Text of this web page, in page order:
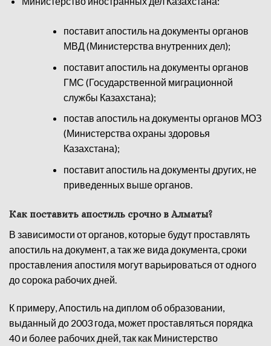
поставит апостиль на документы органов
МВД (Министерства внутренних дел);
поставит апостиль на документы органов
ГМС (Государственной миграционной
службы Казахстана);
постав апостиль на документы органов МОЗ
(Министерства охраны здоровья
Казахстана);
поставит апостиль на документы других, не
приведенных выше органов.
Как поставить апостиль срочно в Алматы?
В зависимости от органов, которые будут проставлять
апостиль на документ, а так же вида документа, сроки
проставления апостиля могут варьироваться от одного
до сорока рабочих дней.
К примеру, Апостиль на диплом об образовании,
выданный до 2003 года, может проставляться порядка
40 и более рабочих дней, так как Министерство